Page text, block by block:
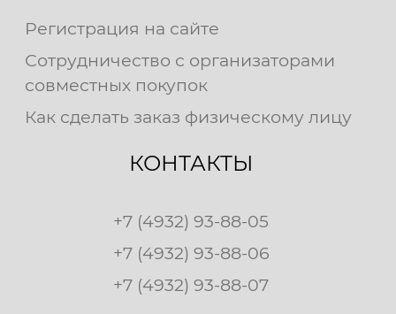
Регистрация на сайте
Сотрудничество с организаторами
совместных покупок
Как сделать заказ физическому лицу
КОНТАКТЫ
+7 (4932) 93-88-05
+7 (4932) 93-88-06
+7 (4932) 93-88-07